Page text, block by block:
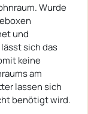
Wurde
und
sich das
keine
am
lassen sich
benötigt wird.